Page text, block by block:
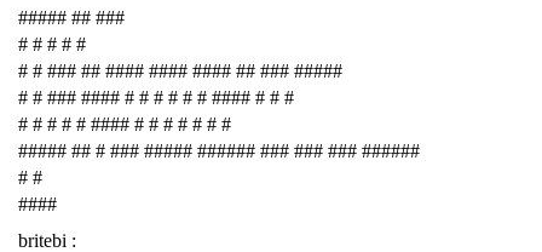
##### ## ###
# # # # #
# # ### ## #### #### #### ## ### #####
# # ### #### # # # # # # #### # # #
# # # # # #### # # # # # # #
##### ## # ### ##### ###### ### ### ### ######
# #
####
britebi :